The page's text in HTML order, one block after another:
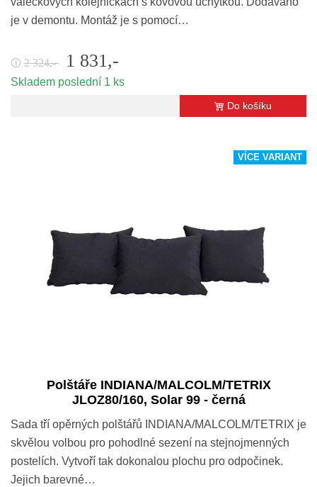
je v demontu. Montáž je s pomocí…
🛈 2 324,- 1 831,-
Skladem poslední 1 ks
Do košíku
VÍCE VARIANT
Polštáře INDIANA/MALCOLM/TETRIX
JLOZ80/160, Solar 99 - černá
Sada tří opěrných polštářů INDIANA/MALCOLM/TETRIX je
skvělou volbou pro pohodlné sezení na stejnojmenných
postelích. Vytvoří tak dokonalou plochu pro odpočinek.
Jejich barevné…